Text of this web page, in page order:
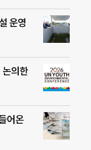
운영
논의한
어온